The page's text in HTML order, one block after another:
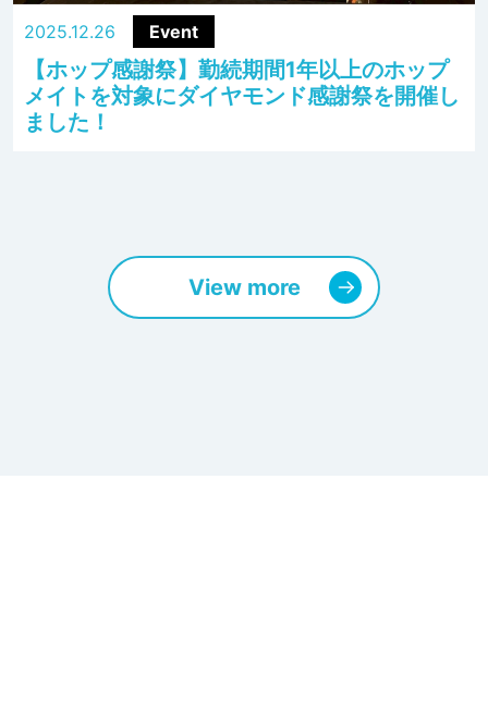
2025.12.26 Event
【ホップ感謝祭】勤続期間1年以上のホップ
メイトを対象にダイヤモンド感謝祭を開催し
ました！
View more